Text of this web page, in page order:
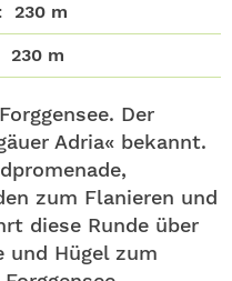
230 m
230 m
Der
Adria« bekannt.
zum Flanieren und
diese Runde über
und Hügel zum